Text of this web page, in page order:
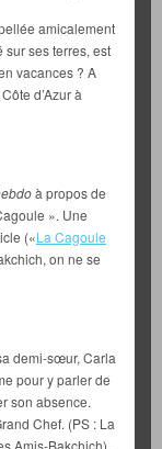
amicalement
sur ses terres, est
vacances ? A
d’Azur à
à propos de
». Une
(«La Cagoule
on ne se
demi-sœur, Carla
pour y parler de
son absence.
Chef. (PS : La
Amis-Bakchich).